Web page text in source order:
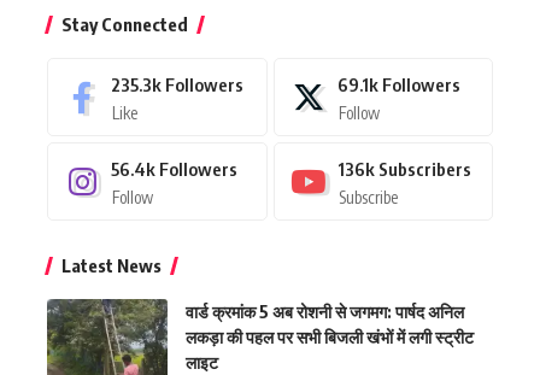
Stay Connected
235.3k Followers
Like
69.1k Followers
Follow
56.4k Followers
Follow
136k Subscribers
Subscribe
Latest News
वार्ड क्रमांक 5 अब रोशनी से जगमग: पार्षद अनिल
लकड़ा की पहल पर सभी बिजली खंभों में लगी स्ट्रीट
लाइट